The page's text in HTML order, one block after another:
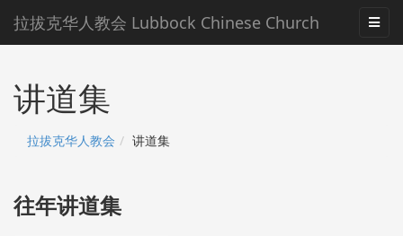
拉拔克华人教会 Lubbock Chinese Church
讲道集
拉拔克华人教会 讲道集
往年讲道集